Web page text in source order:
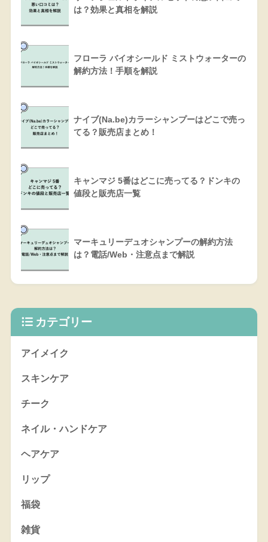
は？効果と真相を解説
フローラ バイオシールド ミストウォーターの
解約方法！手順を解説
ナイブ(Na.be)カラーシャンプーはどこで売っ
てる？販売店まとめ！
キャンマジ 5番はどこに売ってる？ドンキの
値段と販売店一覧
マーキュリーデュオシャンプーの解約方法
は？電話/Web・注意点まで解説
カテゴリー
アイメイク
スキンケア
チーク
ネイル・ハンドケア
ヘアケア
リップ
福袋
雑貨